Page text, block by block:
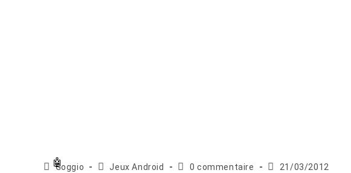
Auteur/autrice
Goggio
PostJeux Android
Commentaires
0 commentaire
Publication
21/03/2012